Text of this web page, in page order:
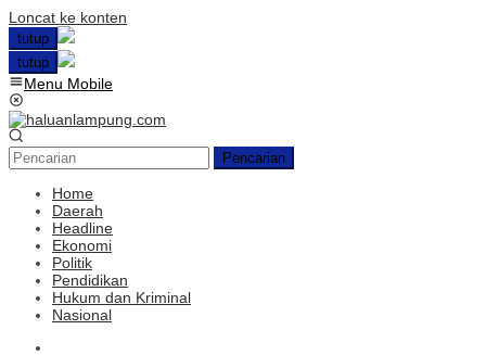
Loncat ke konten
tutup
tutup
Menu Mobile
Pencarian
Home
Daerah
Headline
Ekonomi
Politik
Pendidikan
Hukum dan Kriminal
Nasional